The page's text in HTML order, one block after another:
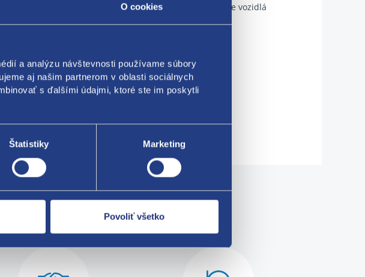
O cookies
a analýzu návštevnosti používame súbory
aj našim partnerom v oblasti sociálnych
s ďalšími údajmi, ktoré ste im poskytli
Štatistiky Marketing
Povoliť všetko
Použiteľné pre vozidlá
6Y0941607D
Za kvalitu ručíme!